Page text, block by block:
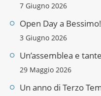
7 Giugno 2026
Open Day a Bessimo!
3 Giugno 2026
Un’assemblea e
29 Maggio 2026
Un anno di Terzo